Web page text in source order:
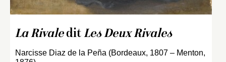
La Rivaledit Les Deux Rivales
Narcisse Diaz de la Peña (Bordeaux, 1807 – Menton,